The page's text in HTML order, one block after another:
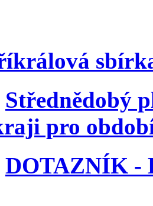
Střednědobý
pro
DOTAZNÍK -